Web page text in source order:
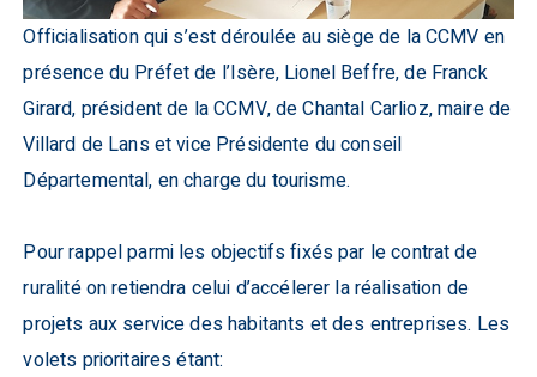
Officialisation qui s’est déroulée au siège de la CCMV en
présence du Préfet de l’Isère, Lionel Beffre, de Franck
Girard, président de la CCMV, de Chantal Carlioz, maire de
Villard de Lans et vice Présidente du conseil
Départemental, en charge du tourisme.
Pour rappel parmi les objectifs fixés par le contrat de
ruralité on retiendra celui d’accélerer la réalisation de
projets aux service des habitants et des entreprises. Les
volets prioritaires étant: